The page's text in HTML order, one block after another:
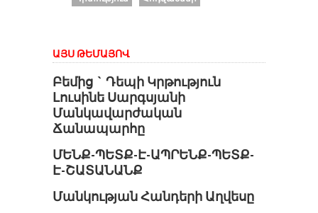
ԱՅՍ ԹԵՄԱՅՈՎ
Բեմից ` Դեպի Կրթություն
Լուսինե Սարգսյանի
Մանկավարժական
Ճանապարհը
ՄԵՆՔ-ՊԵՏՔ-Է-ԱՊՐԵՆՔ-ՊԵՏՔ-
Է-ՇԱՏԱՆԱՆՔ
Մանկության Հանդերի Աղվեսը